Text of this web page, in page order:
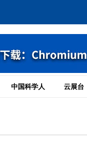
中国科学人 云展台